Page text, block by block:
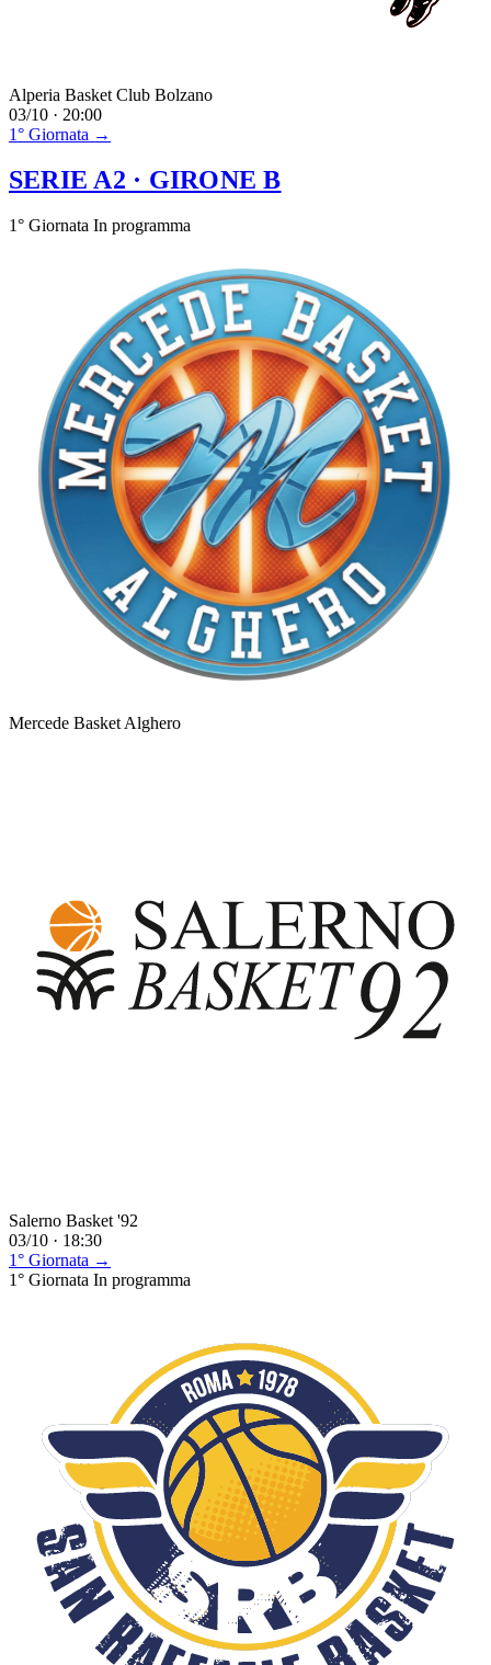
Alperia Basket Club Bolzano
03/10 · 20:00
1° Giornata →
SERIE A2 · GIRONE B
1° Giornata In programma
Mercede Basket Alghero
Salerno Basket '92
03/10 · 18:30
1° Giornata →
1° Giornata In programma